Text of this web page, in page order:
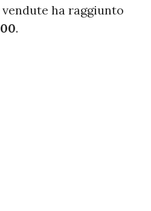
ha raggiunto
.